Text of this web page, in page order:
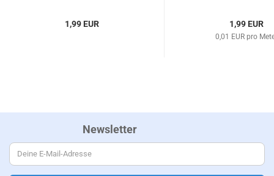
1,99 EUR 1,99 EUR
0,01 EUR pro
Newsletter